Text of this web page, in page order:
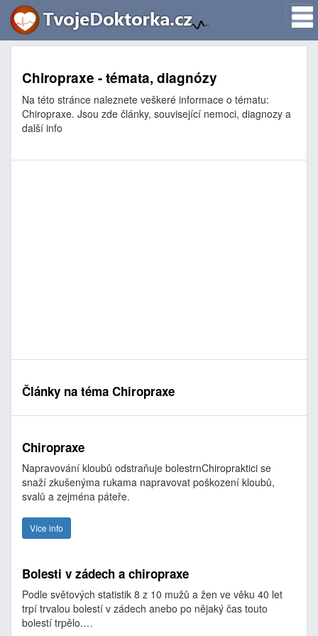
Chiropraxe - témata, diagnózy
Na této stránce naleznete veškeré informace o tématu:
Chiropraxe. Jsou zde články, související nemoci, diagnozy a
další info
Články na téma Chiropraxe
Chiropraxe
Napravování kloubů odstraňuje bolestrnChiropraktici se
snaží zkušenýma rukama napravovat poškození kloubů,
svalů a zejména páteře.
Více info
Bolesti v zádech a chiropraxe
Podle světových statistik 8 z 10 mužů a žen ve věku 40 let
trpí trvalou bolestí v zádech anebo po nějaký čas touto
bolestí trpělo.…